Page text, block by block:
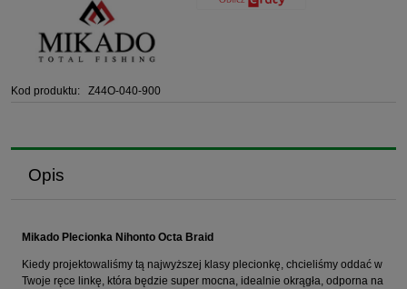
Kod produktu: Z44O-040-900
Opis
Mikado Plecionka Nihonto Octa Braid
Kiedy projektowaliśmy tą najwyższej klasy plecionkę, chcieliśmy oddać w
Twoje ręce linkę, która będzie super mocna, idealnie okrągła, odporna na